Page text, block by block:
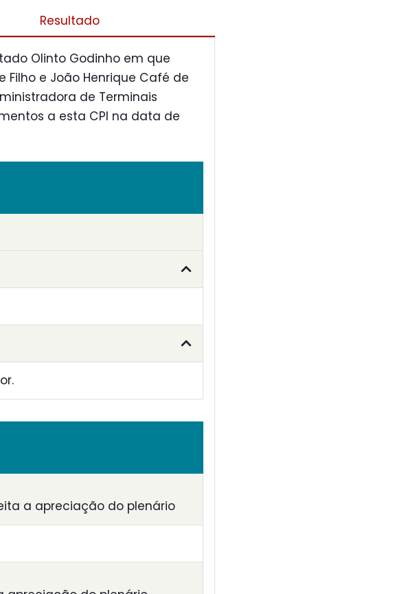
Resultado
Olinto Godinho em que
e João Henrique Café de
de Terminais
a esta CPI na data de
a apreciação do plenário